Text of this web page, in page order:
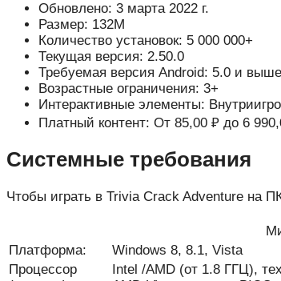
Обновлено: 3 марта 2022 г.
Размер: 132M
Количество установок: 5 000 000+
Текущая версия: 2.50.0
Требуемая версия Android: 5.0 и выше
Возрастные ограничения: 3+
Интерактивные элементы:
Платный контент: От 85,00 ₽ до 6
Системные требования
Чтобы играть в Trivia Crack Adventure на
Платформа:
Windows 8, 8.1, Vista
Процессор
Intel /AMD (от 1.8 ГГЦ),